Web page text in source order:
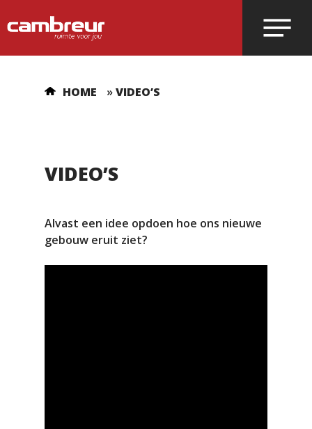
Voer je zoekopdracht in en druk op
HOME »VIDEO’S
VIDEO’S
Alvast een idee opdoen hoe ons nieuwe
gebouw eruit ziet?